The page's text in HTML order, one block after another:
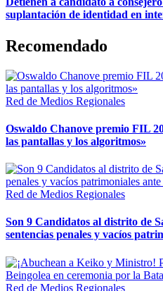
suplantación de identidad en
Recomendado
Red de Medios Regionales
Oswaldo Chanove premio FIL
las pantallas y los algoritmos»
Red de Medios Regionales
Son 9 Candidatos al distrito de
sentencias penales y vacíos
Red de Medios Regionales